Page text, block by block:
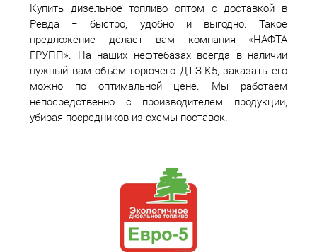
Купить дизельное топливо оптом с доставкой в
Ревда − быстро, удобно и выгодно. Такое
предложение делает вам компания «НАФТА
ГРУПП». На наших нефтебазах всегда в наличии
нужный вам объём горючего ДТ-З-К5, заказать его
можно по оптимальной цене. Мы работаем
непосредственно с производителем продукции,
убирая посредников из схемы поставок.